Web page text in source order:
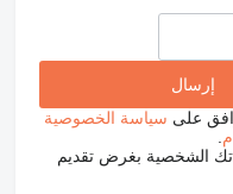
على سياسة الخصوصية
الشخصية بغرض تقديم